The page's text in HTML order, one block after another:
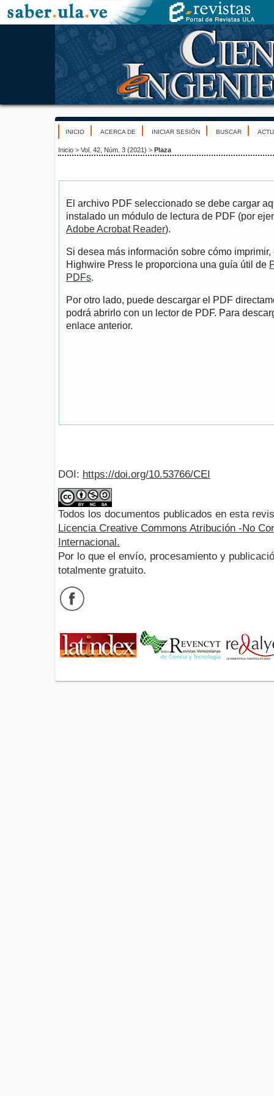
INICIO ACERCA DE INICIAR SESIÓN BUSCAR
Inicio > Vol. 42, Núm. 3 (2021) > Plaza
El archivo PDF seleccionado se debe cargar
instalado un módulo de lectura de PDF (por
Adobe Acrobat Reader).
Si desea más información sobre cómo
Highwire Press le proporciona una guía útil de
PDFs.
Por otro lado, puede descargar el PDF
podrá abrirlo con un lector de PDF. Para
enlace anterior.
DOI: https://doi.org/10.53766/CEI
Todos los documentos publicados en esta
Licencia Creative Commons Atribución -No
Internacional.
Por lo que el envío, procesamiento y
totalmente gratuito.